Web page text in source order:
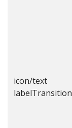
icon/text
labelTransition